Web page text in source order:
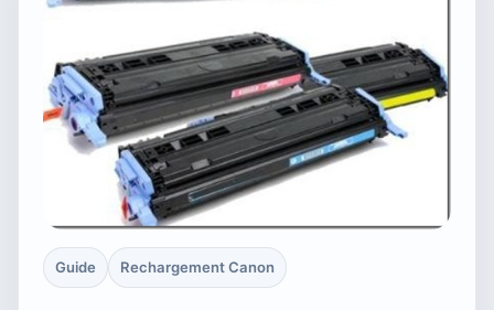
Guide Rechargement Canon